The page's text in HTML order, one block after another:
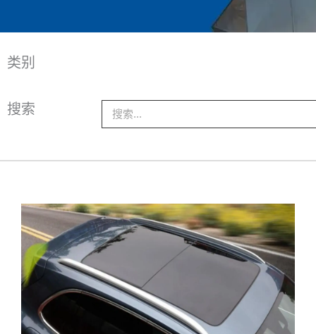
类别
搜索
索